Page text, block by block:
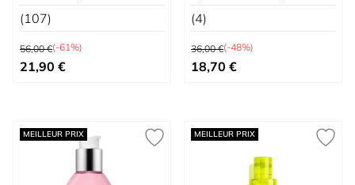
(107)
Prix normal
56,00 €(-61%)
Prix spécial
21,90 €
(4)
Prix normal
36,00 €(-48%)
Prix spécial
18,70 €
MEILLEUR PRIX MEILLEUR PRIX